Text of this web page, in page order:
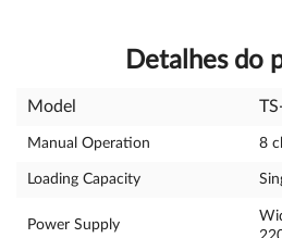
Detalhes do
Model
Manual Operation 8
Loading Capacity
Power Supply